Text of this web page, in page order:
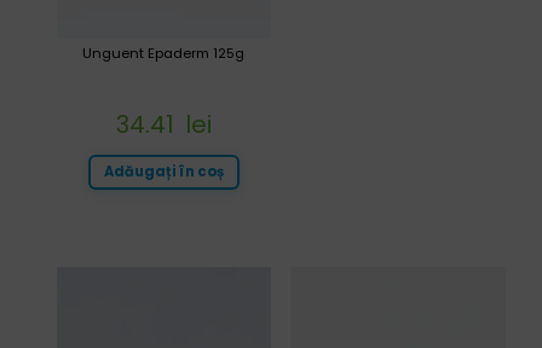
Unguent Epaderm 125g
34.41 lei
Adăugați în coș